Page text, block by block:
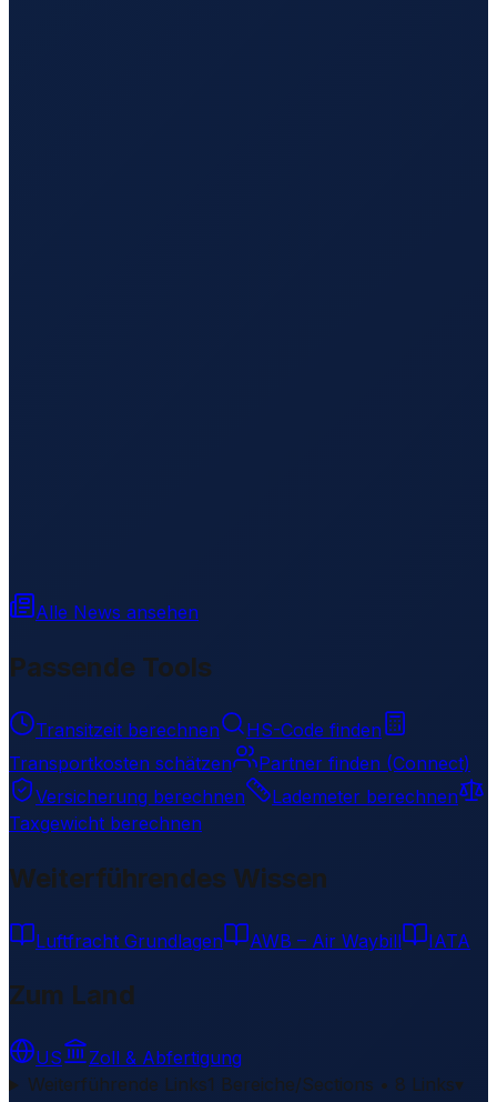
Alle News ansehen
Passende Tools
Transitzeit berechnen
HS-Code finden
Transportkosten schätzen
Partner finden (Connect)
Versicherung berechnen
Lademeter berechnen
Taxgewicht berechnen
Weiterführendes Wissen
Luftfracht Grundlagen AWB – Air Waybill IATA
Zum Land
US
Zoll & Abfertigung
Weiterführende Links1 Bereiche/Sections • 8 Links▾